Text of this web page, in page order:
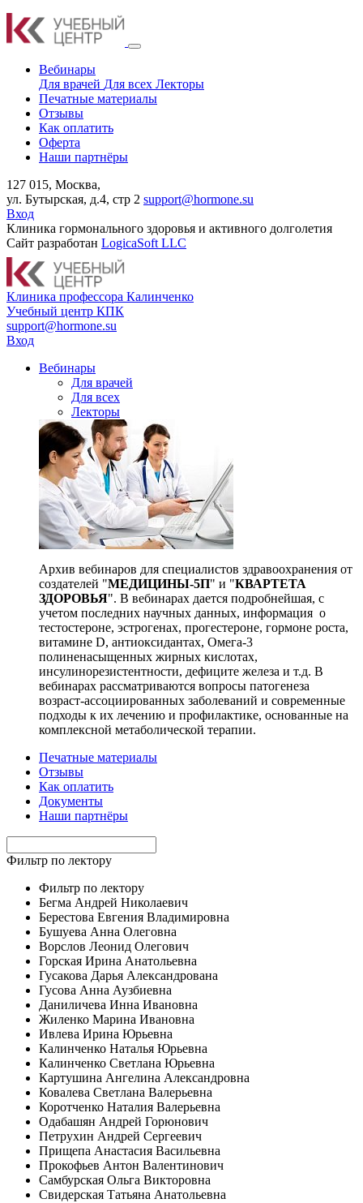
Вебинары
Для врачей Для всех Лекторы
Печатные материалы
Отзывы
Как оплатить
Оферта
Наши партнёры
127 015, Москва,
ул. Бутырская, д.4, стр 2 support@hormone.su
Вход
Клиника гормонального здоровья и активного долголетия
Сайт разработан LogicaSoft LLC
Клиника профессора Калинченко
Учебный центр КПК
support@hormone.su
Вход
Вебинары
Для врачей
Для всех
Лекторы
Архив вебинаров для специалистов здравоохранения от
создателей "МЕДИЦИНЫ-5П" и "КВАРТЕТА
ЗДОРОВЬЯ". В вебинарах дается подробнейшая, с
учетом последних научных данных, информация о
тестостероне, эстрогенах, прогестероне, гормоне роста,
витамине D, антиоксидантах, Омега-3
полиненасыщенных жирных кислотах,
инсулинорезистентности, дефиците железа и т.д. В
вебинарах рассматриваются вопросы патогенеза
возраст-ассоциированных заболеваний и современные
подходы к их лечению и профилактике, основанные на
комплексной метаболической терапии.
Печатные материалы
Отзывы
Как оплатить
Документы
Наши партнёры
Фильтр по лектору
Фильтр по лектору
Бегма Андрей Николаевич
Берестова Евгения Владимировна
Бушуева Анна Олеговна
Ворслов Леонид Олегович
Горская Ирина Анатольевна
Гусакова Дарья Александрована
Гусова Анна Аузбиевна
Даниличева Инна Ивановна
Жиленко Марина Ивановна
Ивлева Ирина Юрьевна
Калинченко Наталья Юрьевна
Калинченко Светлана Юрьевна
Картушина Ангелина Александровна
Ковалева Светлана Валерьевна
Коротченко Наталия Валерьевна
Одабашян Андрей Горюнович
Петрухин Андрей Сергеевич
Прищепа Анастасия Васильевна
Прокофьев Антон Валентинович
Самбурская Ольга Викторовна
Свидерская Татьяна Анатольевна